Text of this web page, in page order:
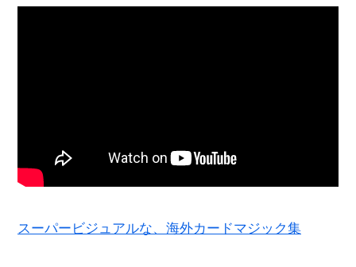
スーパービジュアルな、海外カードマジック集